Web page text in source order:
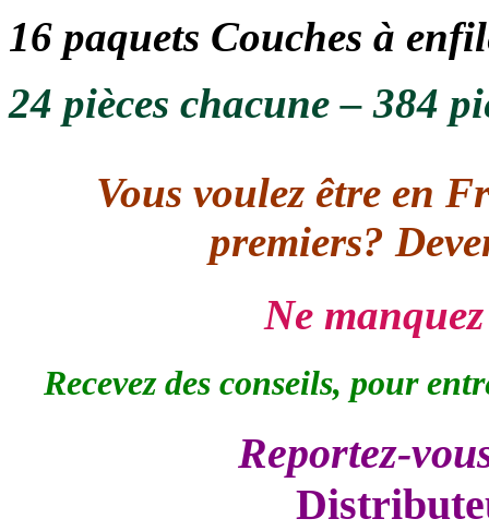
16 paquets Couches à
24 pièces chacune – 384
Vous voulez être en
premiers?
Ne
Recevez des conseils, pour
Reportez-